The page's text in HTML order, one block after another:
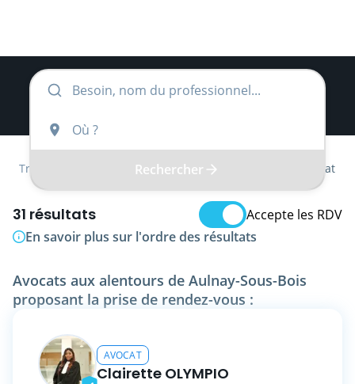
Rechercher
Trouver Île-de-France Seine-Saint-Denis Avocat
31 résultats
Accepte les RDV
En savoir plus sur l'ordre des résultats
Avocats aux alentours de Aulnay-Sous-Bois
proposant la prise de rendez-vous :
AVOCAT
Clairette OLYMPIO